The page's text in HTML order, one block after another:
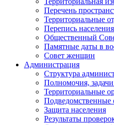
Перечень
Территориальные
Перепись
Общественный
Памятные даты в
Совет женщин
Администрация
Структура
Полномочия,
Территориальные
Подведомственные
Защита населения
Результаты